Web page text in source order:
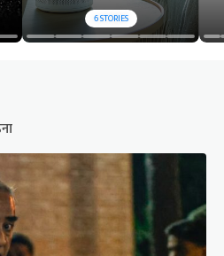
6STORIES